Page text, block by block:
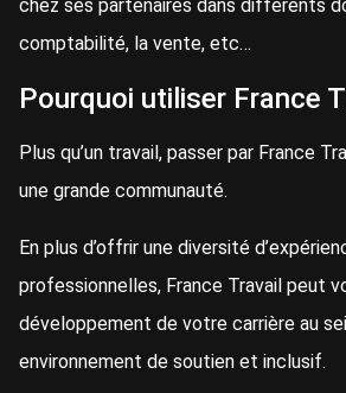
chez ses partenaires dans différents
comptabilité, la vente, etc…
Pourquoi utiliser France
Plus qu’un travail, passer par France
une grande communauté.
En plus d’offrir une diversité
professionnelles, France Travail peut
développement de votre carrière au
environnement de soutien et inclusif.